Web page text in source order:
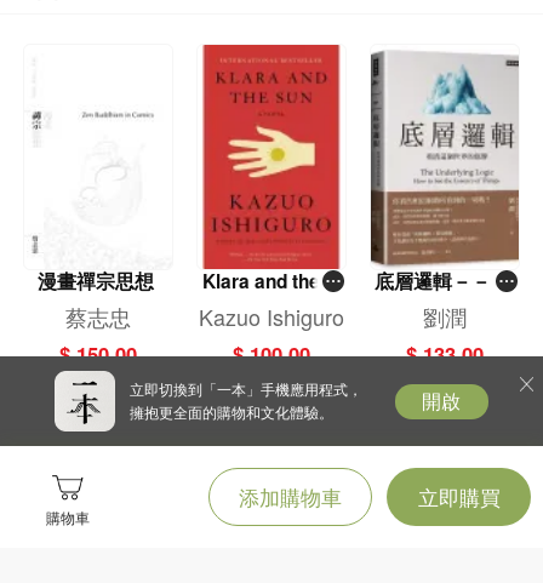
購物車
添加購物車 立即購買
湯瑪斯．希倫．艾瑞克森（Thomas Hylland Eriksen，1962～2024）
世界知名的人類學家，曾獲人類學界最具權威的瑞典人類學與地理學會金質獎
章。以全球化、文化、認同、族群與民族主義研究聞名。2014年，達賴喇嘛在奧
斯陸人民劇院出席一場公開活動時，艾瑞克森還擔任主持人。他是奧斯陸大學社
會人類學系教授、英國皇家人類學會榮譽會員、馬克斯．普朗克學會客座會員，
並領導過歐洲社會人類學家協會，兼任多個重要期刊的主編。
艾瑞克森不僅在學術界成就卓越，也成功將人類學觀點帶入公共討論，是深受挪
威人景仰的人類學傳播者。他的學術著作已翻譯成30多種語言，而人類學的經典
教科書《小地方，大論題：社會與文化人類學導論》（Small Places, Large
），在許多國家被當成大學教材，影響深遠。
他對工作的定義有三個標準：理解現代社會、理解身為人的生活意義、探索讓世
界變得更美好的方法。在罹患癌症後，他對生命有了深刻洞察，並將人類學研究
與自身人生經驗、跨領域的豐富知識結合，撰寫了《這一生，你可曾真正活
過？》。這本書在挪威引起廣大迴響。出版後，他以「人生的意義」為主題，持
續進行講座與著作活動。
漫畫禪宗思想
蔡志忠
$ 150.00
Klara and the S
un
Kazuo Ishiguro
$ 100.00
底層邏輯－－看
清這個世界的底
牌
劉潤
$ 133.00
立即切換到「一本」手機應用程式，
擁抱更全面的購物和文化體驗。
開啟